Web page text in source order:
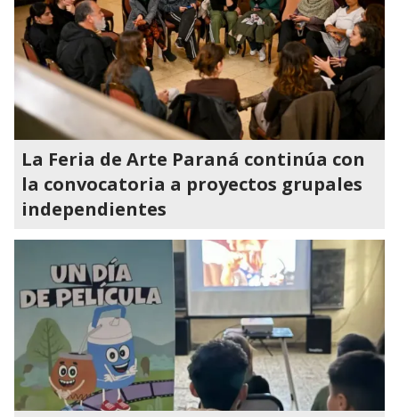
La Feria de Arte Paraná continúa con
la convocatoria a proyectos grupales
independientes